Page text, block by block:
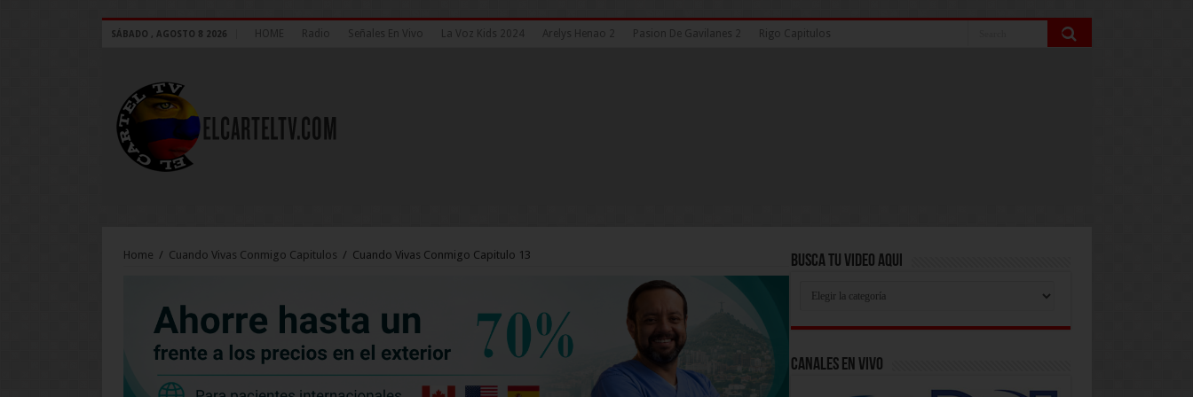
SÁBADO , AGOSTO 8 2026 HOME Radio Señales En Vivo La Voz Kids 2024 Arelys Henao 2 Pasion De Gavilanes 2 Rigo Capitulos
Home / Cuando Vivas Conmigo Capitulos / Cuando Vivas Conmigo Capitulo 13 Busca Tu Video Aqui
Aqui
Canales En Vivo